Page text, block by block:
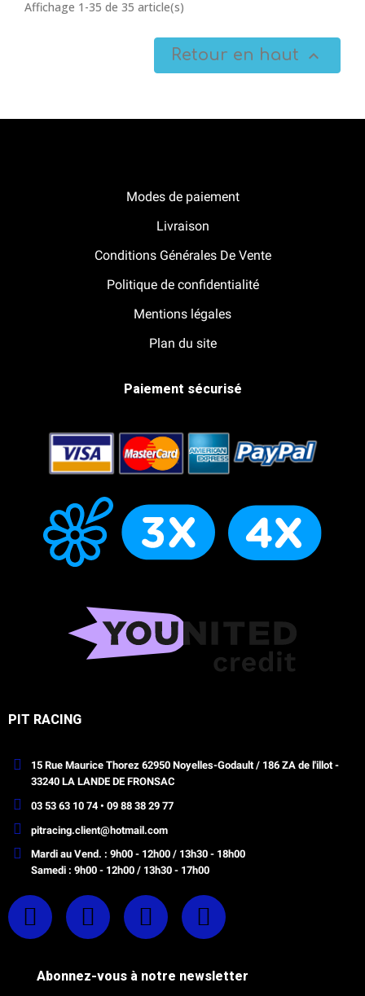
Affichage 1-35 de 35 article(s)
Retour en haut 
Modes de paiement
Livraison
Conditions Générales De Vente
Politique de confidentialité
Mentions légales
Plan du site
Paiement sécurisé
PIT RACING
15 Rue Maurice Thorez 62950 Noyelles-Godault / 186 ZA de l'illot -
33240 LA LANDE DE FRONSAC
03 53 63 10 74 • 09 88 38 29 77
pitracing.client@hotmail.com
Mardi au Vend. : 9h00 - 12h00 / 13h30 - 18h00
Samedi : 9h00 - 12h00 / 13h30 - 17h00
Abonnez-vous à notre newsletter